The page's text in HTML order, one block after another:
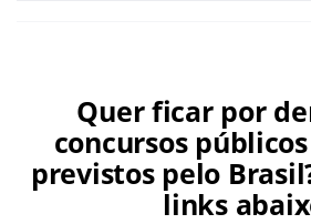
Quer ficar por
concursos
previstos pelo
links